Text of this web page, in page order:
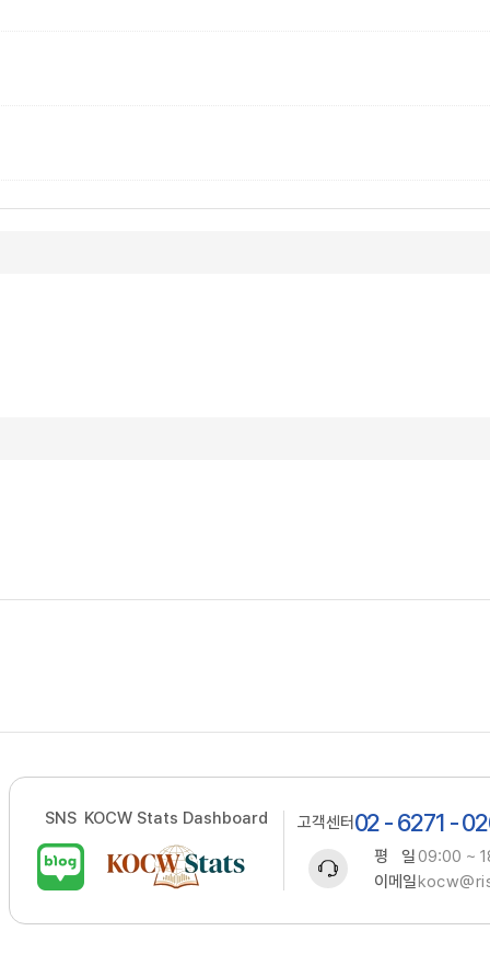
SNS KOCW Stats Dashboard 고객센터 02 - 6271 -
평 일09:00 ~
이메일